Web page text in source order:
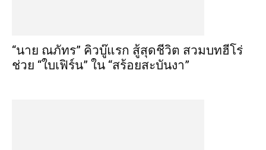
“นาย ณภัทร” คิวบู๊แรก สู้สุดชีวิต สวมบทฮีโร่
ช่วย “ใบเฟิร์น” ใน “สร้อยสะบันงา”